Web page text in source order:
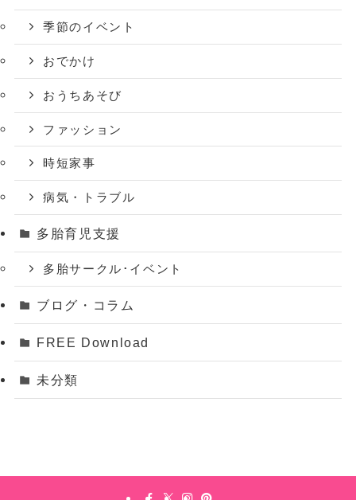
季節のイベント
おでかけ
おうちあそび
ファッション
時短家事
病気・トラブル
多胎育児支援
多胎サークル･イベント
ブログ・コラム
FREE Download
未分類